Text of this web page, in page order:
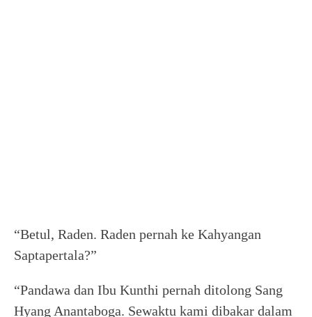
“Betul, Raden. Raden pernah ke Kahyangan
Saptapertala?”
“Pandawa dan Ibu Kunthi pernah ditolong Sang
Hyang Anantaboga. Sewaktu kami dibakar dalam